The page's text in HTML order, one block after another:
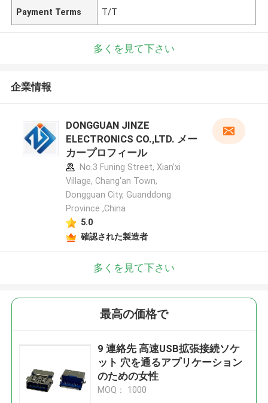
Payment Terms T/T
多くを見て下さい
企業情報
DONGGUAN JINZE
ELECTRONICS CO.,LTD. メー
カープロフィール
No.3 Funing Street, Xian'xi
Village, Chang'an Town,
Dongguan City, Guanddong
Province ,China
5.0
確認された製造者
多くを見て下さい
最高の価格で
9 連絡先 高速USB拡張接続ソケ
ット 穴を通るアプリケーション
のための女性
MOQ： 1000